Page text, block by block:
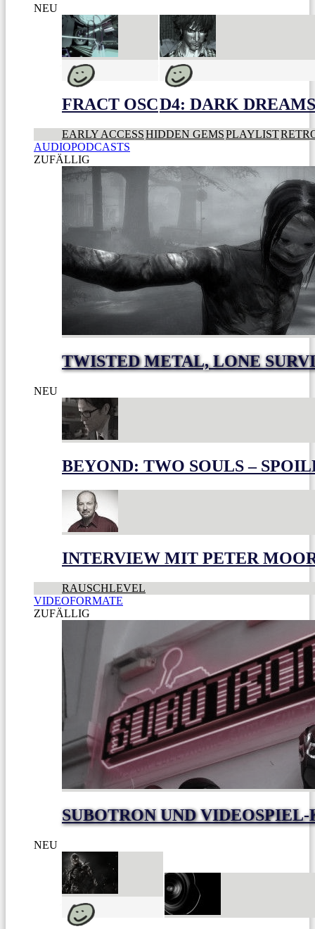
NEU
FRACT OSCD4: DARK
EARLY ACCESSHIDDEN GEMSPLAYLIST
AUDIOPODCASTS
ZUFÄLLIG
TWISTED METAL, LONE
NEU
BEYOND: TWO SOULS –
INTERVIEW MIT PETER
RAUSCHLEVEL
VIDEOFORMATE
ZUFÄLLIG
SUBOTRON UND
NEU